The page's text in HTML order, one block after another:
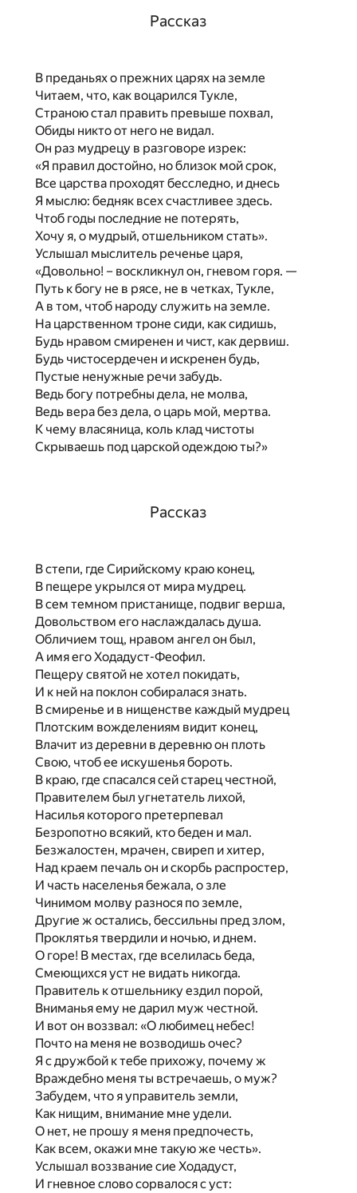
Рассказ
В преданьях о прежних царях на земле
Читаем, что, как воцарился Тукле,
Страною стал править превыше похвал,
Обиды никто от него не видал.
Он раз мудрецу в разговоре изрек:
«Я правил достойно, но близок мой срок,
Все царства проходят бесследно, и днесь
Я мыслю: бедняк всех счастливее здесь.
Чтоб годы последние не потерять,
Хочу я, о мудрый, отшельником стать».
Услышал мыслитель реченье царя,
«Довольно! – воскликнул он, гневом горя. —
Путь к богу не в рясе, не в четках, Тукле,
А в том, чтоб народу служить на земле.
На царственном троне сиди, как сидишь,
Будь нравом смиренен и чист, как дервиш.
Будь чистосердечен и искренен будь,
Пустые ненужные речи забудь.
Ведь богу потребны дела, не молва,
Ведь вера без дела, о царь мой, мертва.
К чему власяница, коль клад чистоты
Скрываешь под царской одеждою ты?»
Рассказ
В степи, где Сирийскому краю конец,
В пещере укрылся от мира мудрец.
В сем темном пристанище, подвиг верша,
Довольством его наслаждалась душа.
Обличием тощ, нравом ангел он был,
А имя его Ходадуст-Феофил.
Пещеру святой не хотел покидать,
И к ней на поклон собиралася знать.
В смиренье и в нищенстве каждый мудрец
Плотским вожделениям видит конец,
Влачит из деревни в деревню он плоть
Свою, чтоб ее искушенья бороть.
В краю, где спасался сей старец честной,
Правителем был угнетатель лихой,
Насилья которого претерпевал
Безропотно всякий, кто беден и мал.
Безжалостен, мрачен, свиреп и хитер,
Над краем печаль он и скорбь распростер,
И часть населенья бежала, о зле
Чинимом молву разнося по земле,
Другие ж остались, бессильны пред злом,
Проклятья твердили и ночью, и днем.
О горе! В местах, где вселилась беда,
Смеющихся уст не видать никогда.
Правитель к отшельнику ездил порой,
Вниманья ему не дарил муж честной.
И вот он воззвал: «О любимец небес!
Почто на меня не возводишь очес?
Я с дружбой к тебе прихожу, почему ж
Враждебно меня ты встречаешь, о муж?
Забудем, что я управитель земли,
Как нищим, внимание мне удели.
О нет, не прошу я меня предпочесть,
Как всем, окажи мне такую же честь».
Услышал воззвание сие Ходадуст,
И гневное слово сорвалося с уст: